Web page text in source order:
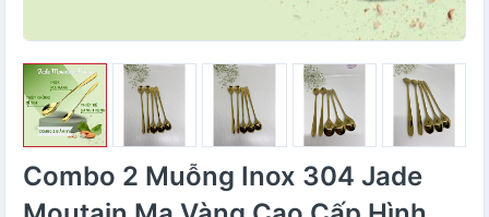
Combo 2 Muỗng Inox 304 Jade